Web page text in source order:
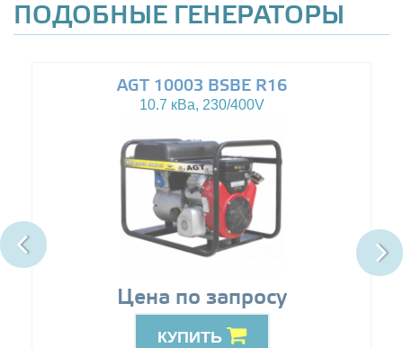
ПОДОБНЫЕ ГЕНЕРАТОРЫ
AGT 10003 BSBE R16
10.7 кВа, 230/400V
Цена по запросу
КУПИТЬ